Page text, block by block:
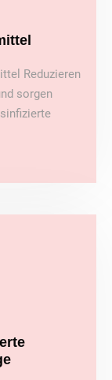
Reduzieren
sorgen